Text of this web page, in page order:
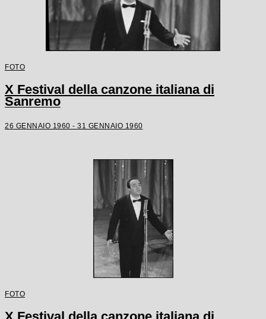
FOTO
X Festival della canzone italiana di
Sanremo
26 GENNAIO 1960 - 31 GENNAIO 1960
FOTO